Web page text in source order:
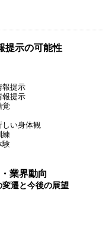
提示の可能性
提示
提示
覚
い身体観
練
験
業界動向
遷と今後の展望